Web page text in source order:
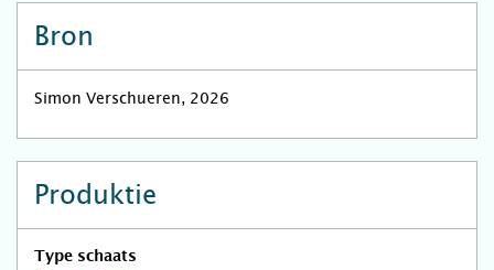
Bron
Simon Verschueren, 2026
Produktie
Type schaats